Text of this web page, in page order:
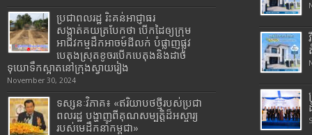
ប្រជាពលរដ្ឋ រិះគន់អាជ្ញាធរ
សង្កាត់គយត្របែកថា បើកដៃឲ្យក្រុម
អាជីវកម្មដឹកអាចម៍ដីលក់ បំផ្លាញផ្លូវ
បេតុងស្រុតខូចរបើកបេតុងនិងដាច់
ទុយោទឹកស្អាតនៅក្រុងស្វាយរៀង
November 30, 2024
ទស្សនៈវិភាគ៖ «ឥរិយាបថថ្មីរបស់ប្រជា
ពលរដ្ឋ បង្ហាញពីគុណសម្បត្តិដ៏អស្ចារ្យ
របស់មេដឹកនាំកម្ពុជា»